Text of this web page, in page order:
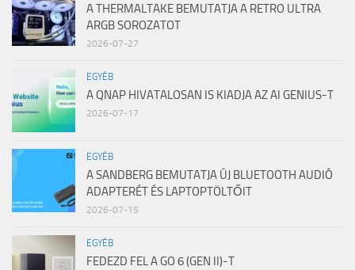
A THERMALTAKE BEMUTATJA A RETRO ULTRA
ARGB SOROZATOT
2026-07-27
EGYÉB
A QNAP HIVATALOSAN IS KIADJA AZ AI GENIUS-T
2026-07-17
EGYÉB
A SANDBERG BEMUTATJA ÚJ BLUETOOTH AUDIÓ
ADAPTERÉT ÉS LAPTOPTÖLTŐIT
2026-07-15
EGYÉB
FEDEZD FEL A GO 6 (GEN II)-T